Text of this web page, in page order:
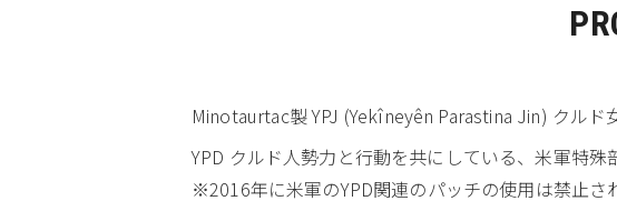
Minotaurtac製 YPJ (Yekîneyên Parastina Jin) クルド
YPD クルド人勢力と行動を共にしている、米軍特殊
※2016年に米軍のYPD関連のパッチの使用は禁止さ